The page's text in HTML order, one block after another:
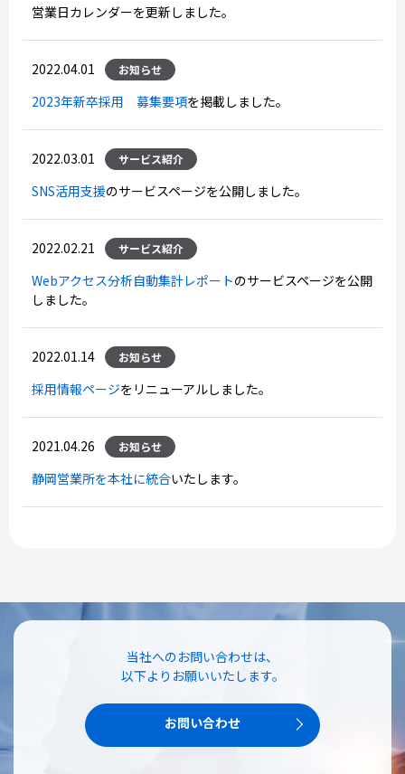
営業日カレンダーを更新しました。
2022.04.01 お知らせ
2023年新卒採用 募集要項を掲載しました。
2022.03.01 サービス紹介
SNS活用支援のサービスページを公開しました。
2022.02.21 サービス紹介
Webアクセス分析自動集計レポートのサービスページを公開
しました。
2022.01.14 お知らせ
採用情報ページをリニューアルしました。
2021.04.26 お知らせ
静岡営業所を本社に統合いたします。
当社へのお問い合わせは、
以下よりお願いいたします。
お問い合わせ